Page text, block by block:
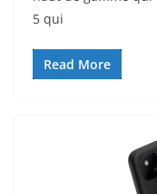
5 qui
Read More